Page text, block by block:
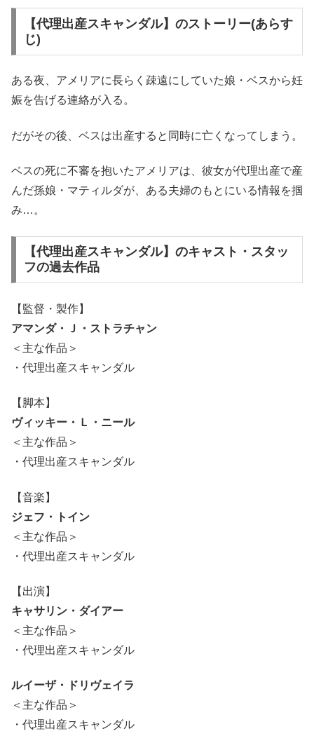
【代理出産スキャンダル】のストーリー(あらす
じ)
ある夜、アメリアに長らく疎遠にしていた娘・ベスから妊
娠を告げる連絡が入る。
だがその後、ベスは出産すると同時に亡くなってしまう。
ベスの死に不審を抱いたアメリアは、彼女が代理出産で産
んだ孫娘・マティルダが、ある夫婦のもとにいる情報を掴
み…。
【代理出産スキャンダル】のキャスト・スタッ
フの過去作品
【監督・製作】
アマンダ・Ｊ・ストラチャン
＜主な作品＞
・代理出産スキャンダル
【脚本】
ヴィッキー・Ｌ・ニール
＜主な作品＞
・代理出産スキャンダル
【音楽】
ジェフ・トイン
＜主な作品＞
・代理出産スキャンダル
【出演】
キャサリン・ダイアー
＜主な作品＞
・代理出産スキャンダル
ルイーザ・ドリヴェイラ
＜主な作品＞
・代理出産スキャンダル